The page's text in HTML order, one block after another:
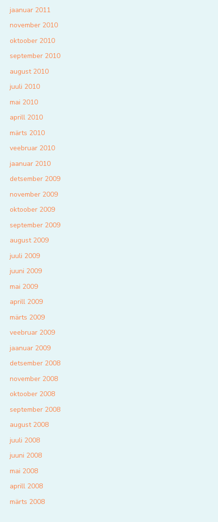
jaanuar 2011
november 2010
oktoober 2010
september 2010
august 2010
juuli 2010
mai 2010
aprill 2010
märts 2010
veebruar 2010
jaanuar 2010
detsember 2009
november 2009
oktoober 2009
september 2009
august 2009
juuli 2009
juuni 2009
mai 2009
aprill 2009
märts 2009
veebruar 2009
jaanuar 2009
detsember 2008
november 2008
oktoober 2008
september 2008
august 2008
juuli 2008
juuni 2008
mai 2008
aprill 2008
märts 2008